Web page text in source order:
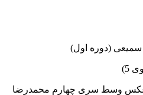
سمیعی (دوره اول)
5)